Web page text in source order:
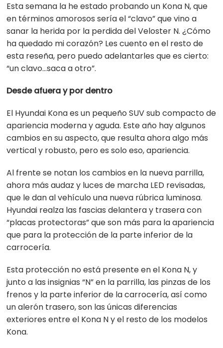
Esta semana la he estado probando un Kona N, que
en términos amorosos sería el “clavo” que vino a
sanar la herida por la perdida del Veloster N. ¿Cómo
ha quedado mi corazón? Les cuento en el resto de
esta reseña, pero puedo adelantarles que es cierto:
“un clavo…saca a otro”.
Desde afuera y por dentro
El Hyundai Kona es un pequeño SUV sub compacto de
apariencia moderna y aguda. Este año hay algunos
cambios en su aspecto, que resulta ahora algo más
vertical y robusto, pero es solo eso, apariencia.
Al frente se notan los cambios en la nueva parrilla,
ahora más audaz y luces de marcha LED revisadas,
que le dan al vehículo una nueva rúbrica luminosa.
Hyundai realza las fascias delantera y trasera con
“placas protectoras” que son más para la apariencia
que para la protección de la parte inferior de la
carrocería.
Esta protección no está presente en el Kona N, y
junto a las insignias “N” en la parrilla, las pinzas de los
frenos y la parte inferior de la carrocería, así como
un alerón trasero, son las únicas diferencias
exteriores entre el Kona N y el resto de los modelos
Kona.